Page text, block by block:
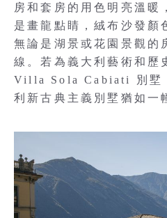
房和套房的用色明亮溫暖
是畫龍點睛，絨布沙發顏
無論是湖景或花園景觀的
線。若為義大利藝術和歷
Villa Sola Cabiati 別墅
利新古典主義別墅猶如一